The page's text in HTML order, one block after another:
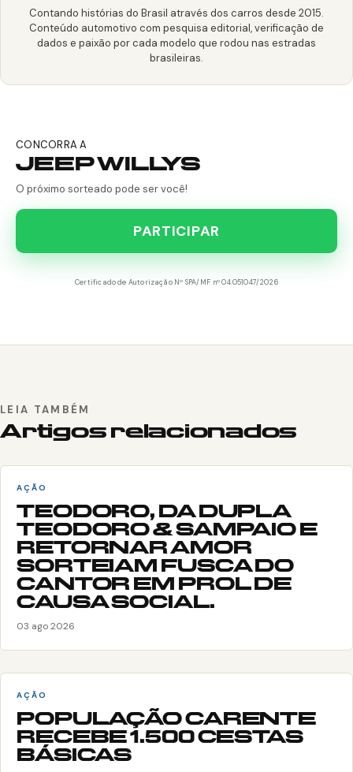
Contando histórias do Brasil através dos carros desde 2015.
Conteúdo automotivo com pesquisa editorial, verificação de
dados e paixão por cada modelo que rodou nas estradas
brasileiras.
CONCORRA A
JEEP WILLYS
O próximo sorteado pode ser você!
PARTICIPAR
Certificado de Autorização Nº SPA/MF nº 04.051047/2026
LEIA TAMBÉM
Artigos relacionados
AÇÃO
TEODORO, DA DUPLA
TEODORO & SAMPAIO E
RETORNAR AMOR
SORTEIAM FUSCA DO
CANTOR EM PROL DE
CAUSA SOCIAL.
03 ago 2026
AÇÃO
POPULAÇÃO CARENTE
RECEBE 1.500 CESTAS
BÁSICAS